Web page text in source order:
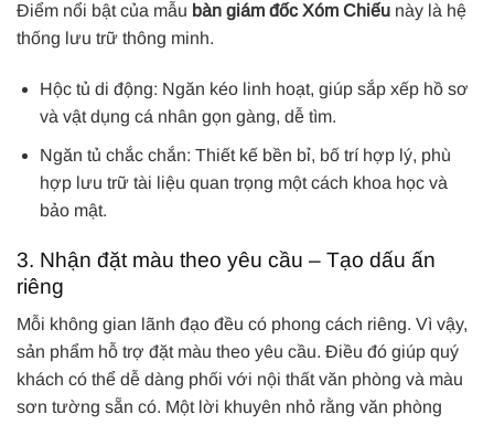
Điểm nổi bật của mẫu bàn giám đốc Xóm Chiếu này là hệ
thống lưu trữ thông minh.
Hộc tủ di động: Ngăn kéo linh hoạt, giúp sắp xếp hồ sơ
và vật dụng cá nhân gọn gàng, dễ tìm.
Ngăn tủ chắc chắn: Thiết kế bền bỉ, bố trí hợp lý, phù
hợp lưu trữ tài liệu quan trọng một cách khoa học và
bảo mật.
3. Nhận đặt màu theo yêu cầu – Tạo dấu ấn
riêng
Mỗi không gian lãnh đạo đều có phong cách riêng. Vì vậy,
sản phẩm hỗ trợ đặt màu theo yêu cầu. Điều đó giúp quý
khách có thể dễ dàng phối với nội thất văn phòng và màu
sơn tường sẵn có. Một lời khuyên nhỏ rằng văn phòng